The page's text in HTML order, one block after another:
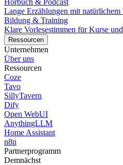
Hörbuch & Podcast
Lange Erzählungen mit natürlichem
Bildung & Training
Klare Vorlesestimmen für Kurse
Ressourcen
Unternehmen
Über uns
Ressourcen
Coze
Tavo
SillyTavern
Dify
Open WebUI
AnythingLLM
Home Assistant
n8n
Partnerprogramm
Demnächst